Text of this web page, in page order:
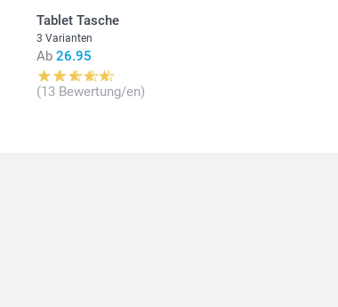
Tablet Tasche
3 Varianten
Ab 26.95
(13 Bewertung/en)